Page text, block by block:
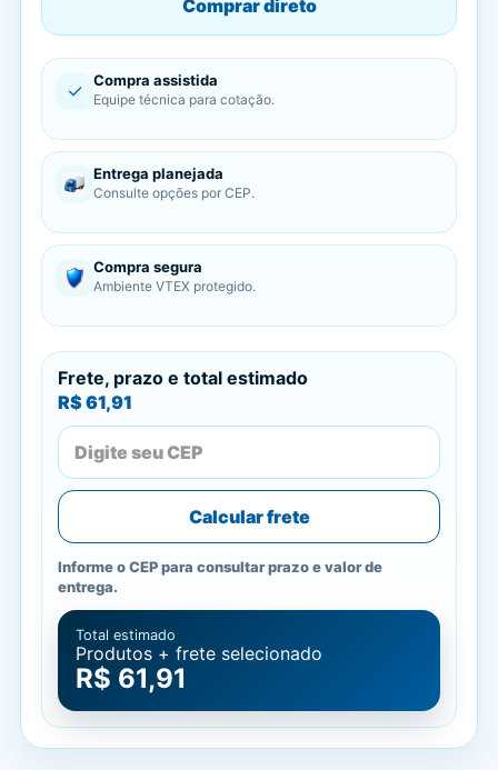
Comprar direto
✓ Compra assistida
Equipe técnica para cotação.
Entrega planejada
Consulte opções por CEP.
Compra segura
Ambiente VTEX protegido.
Frete, prazo e total estimado
R$ 61,91
Calcular frete
Informe o CEP para consultar prazo e valor de
entrega.
Total estimado
Produtos + frete selecionado
R$ 61,91